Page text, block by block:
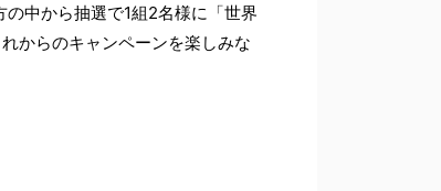
中から抽選で1組2名様に「世界
からのキャンペーンを楽しみな